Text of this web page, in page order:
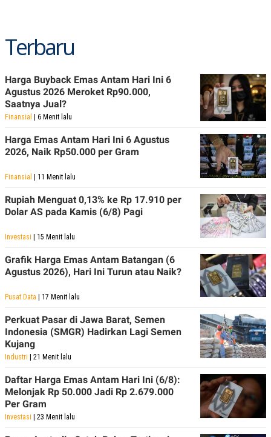
Terbaru
Harga Buyback Emas Antam Hari Ini 6
Agustus 2026 Meroket Rp90.000,
Saatnya Jual?
Finansial | 6 Menit lalu
Harga Emas Antam Hari Ini 6 Agustus
2026, Naik Rp50.000 per Gram
Finansial | 11 Menit lalu
Rupiah Menguat 0,13% ke Rp 17.910 per
Dolar AS pada Kamis (6/8) Pagi
Investasi | 15 Menit lalu
Grafik Harga Emas Antam Batangan (6
Agustus 2026), Hari Ini Turun atau Naik?
Pusat Data | 17 Menit lalu
Perkuat Pasar di Jawa Barat, Semen
Indonesia (SMGR) Hadirkan Lagi Semen
Kujang
Industri | 21 Menit lalu
Daftar Harga Emas Antam Hari Ini (6/8):
Melonjak Rp 50.000 Jadi Rp 2.679.000
Per Gram
Investasi | 23 Menit lalu